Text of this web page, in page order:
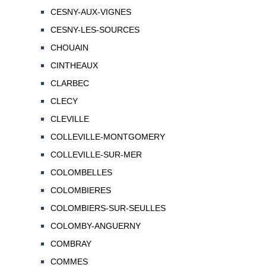
CESNY-AUX-VIGNES
CESNY-LES-SOURCES
CHOUAIN
CINTHEAUX
CLARBEC
CLECY
CLEVILLE
COLLEVILLE-MONTGOMERY
COLLEVILLE-SUR-MER
COLOMBELLES
COLOMBIERES
COLOMBIERS-SUR-SEULLES
COLOMBY-ANGUERNY
COMBRAY
COMMES